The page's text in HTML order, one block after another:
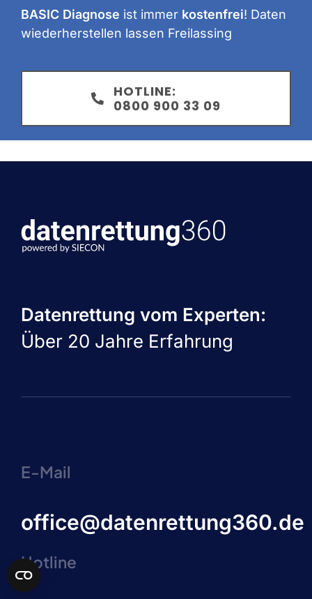
BASIC Diagnose ist immer kostenfrei! Daten
wiederherstellen lassen Freilassing
HOTLINE:
0800 900 33 09
Datenrettung vom Experten:
Über 20 Jahre Erfahrung
E-Mail
office@datenrettung360.de
Hotline